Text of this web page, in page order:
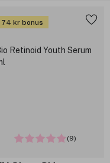
74 kr bonus
(9)